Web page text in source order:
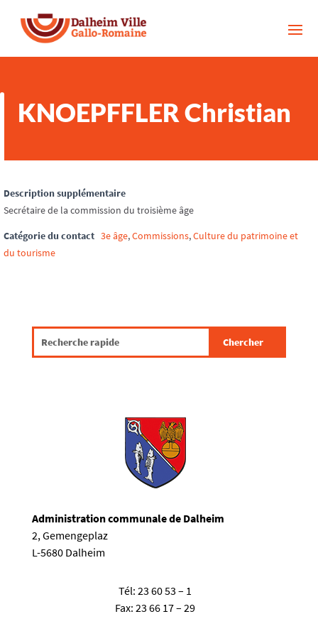
KNOEPFFLER Christian
Description supplémentaire
Secrétaire de la commission du troisième âge
Catégorie du contact 3e âge,Commissions,Culture du patrimoine et
du tourisme
Administration communale de Dalheim
2, Gemengeplaz
L-5680 Dalheim
Tél:23 60 53 – 1
Fax:23 66 17 – 29